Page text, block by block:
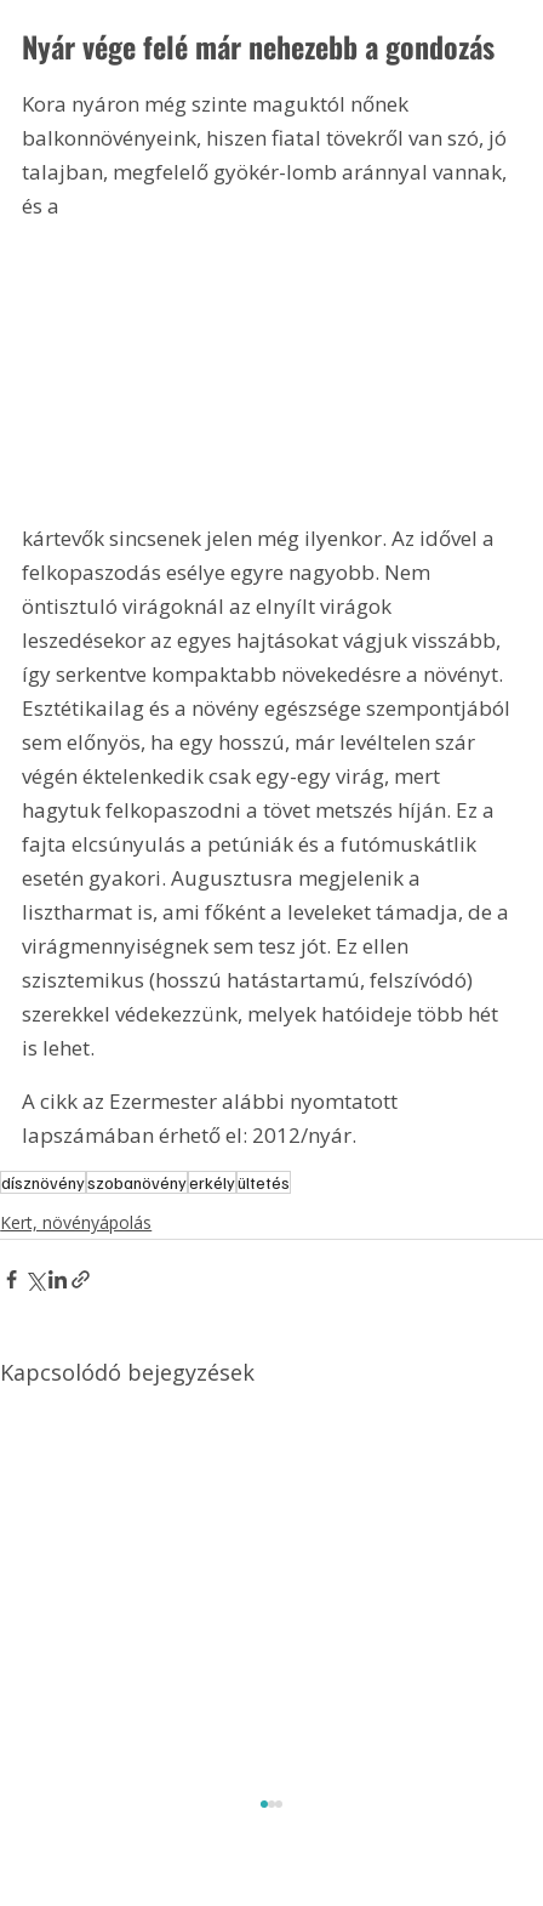
Nyár vége felé már nehezebb a gondozás
Kora nyáron még szinte maguktól nőnek
balkonnövényeink, hiszen fiatal tövekről van szó, jó
talajban, megfelelő gyökér-lomb aránnyal vannak,
és a
kártevők sincsenek jelen még ilyenkor. Az idővel a
felkopaszodás esélye egyre nagyobb. Nem
öntisztuló virágoknál az elnyílt virágok
leszedésekor az egyes hajtásokat vágjuk visszább,
így serkentve kompaktabb növekedésre a növényt.
Esztétikailag és a növény egészsége szempontjából
sem előnyös, ha egy hosszú, már levéltelen szár
végén éktelenkedik csak egy-egy virág, mert
hagytuk felkopaszodni a tövet metszés híján. Ez a
fajta elcsúnyulás a petúniák és a futómuskátlik
esetén gyakori. Augusztusra megjelenik a
lisztharmat is, ami főként a leveleket támadja, de a
virágmennyiségnek sem tesz jót. Ez ellen
szisztemikus (hosszú hatástartamú, felszívódó)
szerekkel védekezzünk, melyek hatóideje több hét
is lehet.
A cikk az Ezermester alábbi nyomtatott
lapszámában érhető el: 2012/nyár.
dísznövényszobanövényerkélyültetés
Kert, növényápolás
Kapcsolódó bejegyzések